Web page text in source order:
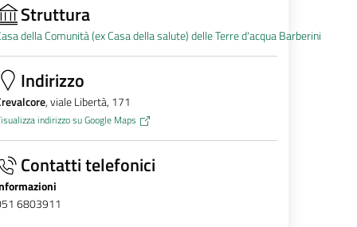
Struttura
della Comunità (ex Casa della salute) delle Terre d'acqua Barberini
Indirizzo
, viale Libertà, 171
indirizzo su Google Maps
Contatti telefonici
6803911